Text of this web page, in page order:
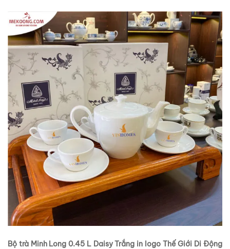
Bộ trà Minh Long 0.45 L Daisy Trắng in logo Thế Giới Di Động